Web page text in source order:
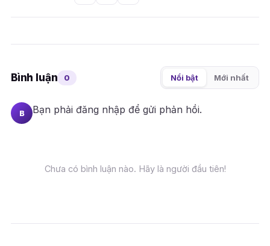
Bình luận 0 Nổi bật Mới nhất
B Bạn phải đăng nhập để gửi phản hồi.
Chưa có bình luận nào. Hãy là người đầu tiên!